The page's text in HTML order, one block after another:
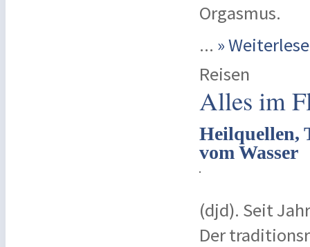
Orgasmus.
... »
Reisen
Alles im
Heilquellen,
vom Wasser
(djd). Seit
Der